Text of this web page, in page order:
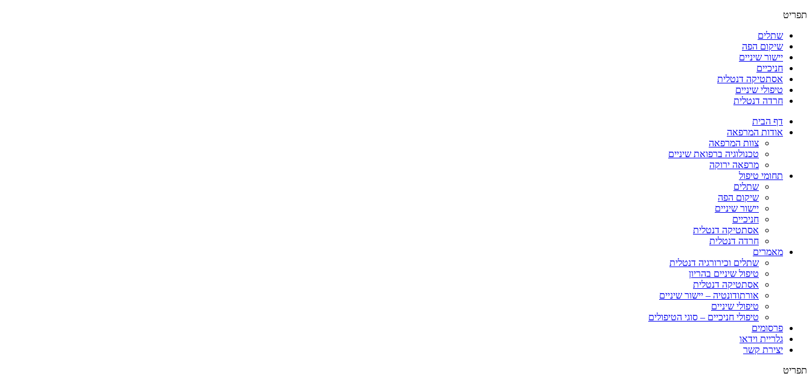
תפריט
שתלים
שיקום הפה
יישור שיניים
חניכיים
אסתטיקה דנטלית
טיפולי שיניים
חרדה דנטלית
דף הבית
אודות המרפאה
צוות המרפאה
טכנולוגיה ברפואת שיניים
מרפאה ירוקה
תחומי טיפול
שתלים
שיקום הפה
יישור שיניים
חניכיים
אסתטיקה דנטלית
חרדה דנטלית
מאמרים
שתלים וכירורגיה דנטלית
טיפול שיניים בהריון
אסתטיקה דנטלית
אורתודונטיה – יישור שיניים
טיפולי שיניים
טיפולי חניכיים – סוגי הטיפולים
פרסומים
גלריית וידאו
יצירת קשר
תפריט